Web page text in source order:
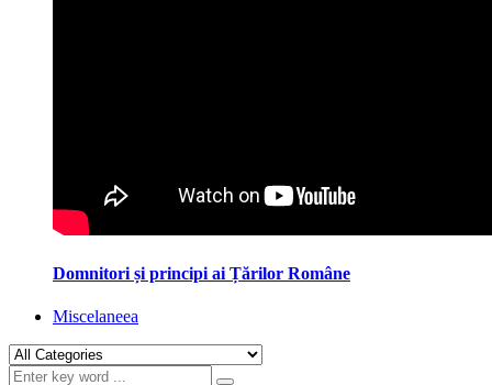
Domnitori și principi ai Țărilor Române
Miscelaneea